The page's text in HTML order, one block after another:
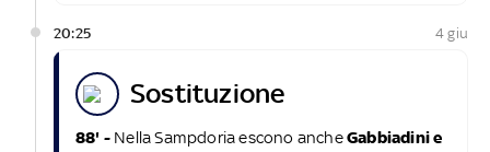
20:25 4 giu
sostituzione
88' - Nella Sampdoria escono ancheGabbiadini e